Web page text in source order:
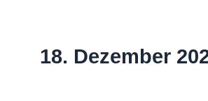
18. Dezember